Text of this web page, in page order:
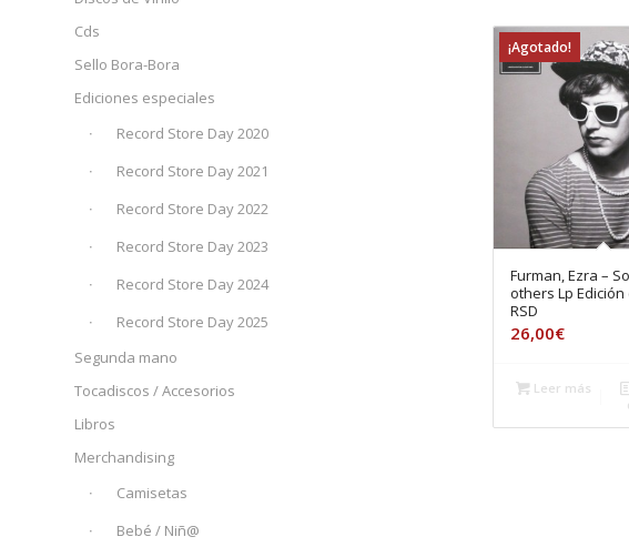
¡Agotado!
Furman, Ezra –
others Lp
RSD
26,00€
Leer más
Cds
Sello Bora-Bora
Ediciones especiales
Record Store Day 2020
Record Store Day 2021
Record Store Day 2022
Record Store Day 2023
Record Store Day 2024
Record Store Day 2025
Segunda mano
Tocadiscos / Accesorios
Libros
Merchandising
Camisetas
Bebé / Niñ@